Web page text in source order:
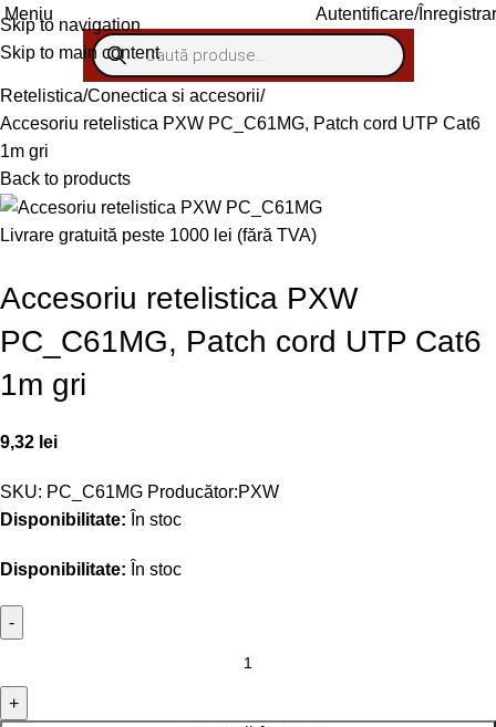
Skip to navigation
Skip to main content
Meniu Autentificare/
Retelistica Conectica si accesorii
Accesoriu retelistica PXW PC_C61MG, Patch cord UTP Cat6
1m gri
Back to products
Livrare gratuită peste 1000 lei (fără TVA)
Accesoriu retelistica PXW
PC_C61MG, Patch cord UTP Cat6
1m gri
9,32 lei
SKU: PC_C61MG Producător:PXW
Disponibilitate: În stoc
Disponibilitate: În stoc